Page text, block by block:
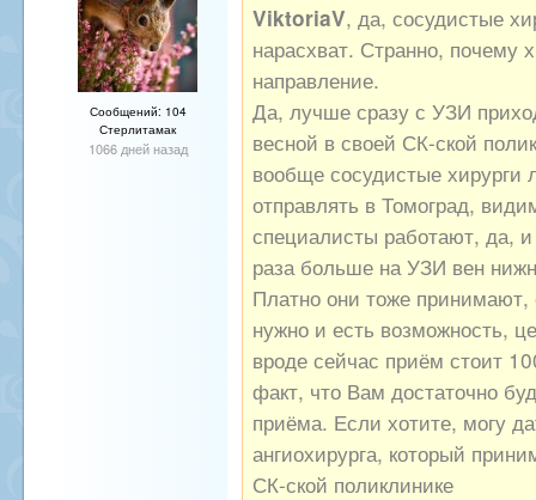
Сообщений: 104
Стерлитамак
1066 дней назад
ViktoriaV, да, сосудистые
нарасхват. Странно, почему
направление.
Да, лучше сразу с УЗИ
весной в своей СК-ской
вообще сосудистые хирурги
отправлять в Томоград,
специалисты работают, да,
раза больше на УЗИ вен
Платно они тоже принимают,
нужно и есть возможность,
вроде сейчас приём стоит
факт, что Вам достаточно
приёма. Если хотите, могу
ангиохирурга, который
СК-ской поликлинике